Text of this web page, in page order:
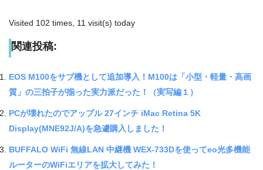
Visited 102 times, 11 visit(s) today
関連投稿:
EOS M100をサブ機として追加導入！M100は「小型・軽量・高画
質」の三拍子が揃った実力派だった！（実写編１）
PCが壊れたのでアップル 27インチ iMac Retina 5K
Display(MNE92J/A)を急遽購入しました！
BUFFALO WiFi 無線LAN 中継機 WEX-733Dを使ってeo光多機能
ルーターのWiFiエリアを拡大してみた！